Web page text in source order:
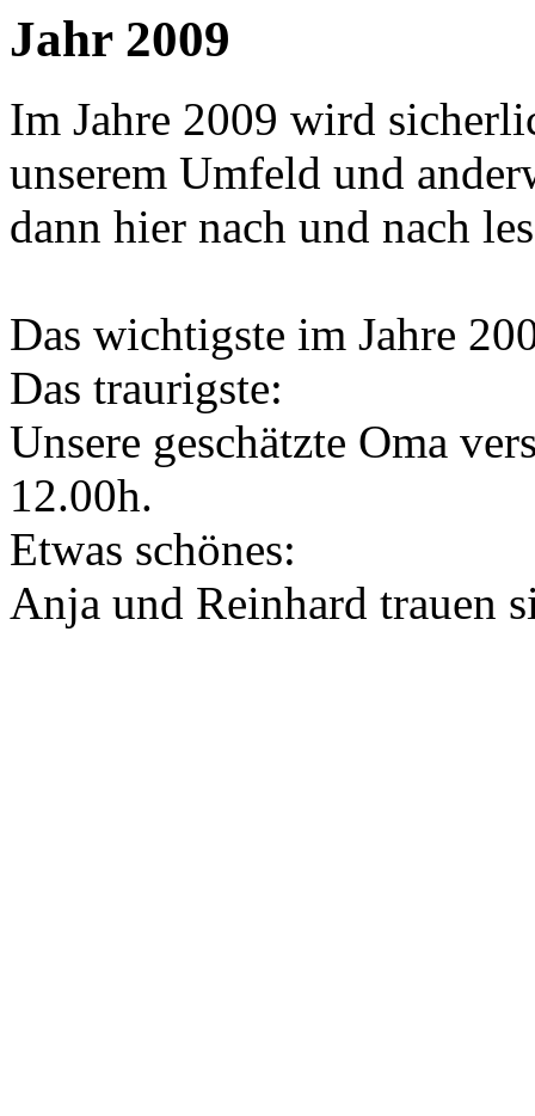
Jahr 2009
Im Jahre 2009 wird
unserem Umfeld und
dann hier nach und nach
Das wichtigste im Jahre
Das traurigste:
Unsere geschätzte Oma
12.00h.
Etwas schönes:
Anja und Reinhard trauen